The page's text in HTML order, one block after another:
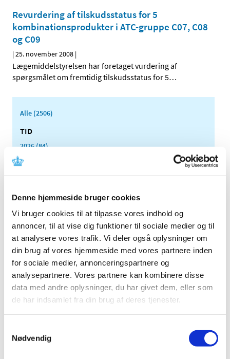
Denne hjemmeside bruger cookies
Vi bruger cookies til at tilpasse vores indhold og
annoncer, til at vise dig funktioner til sociale medier og til
at analysere vores trafik. Vi deler også oplysninger om
din brug af vores hjemmeside med vores partnere inden
for sociale medier, annonceringspartnere og
analysepartnere. Vores partnere kan kombinere disse
data med andre oplysninger, du har givet dem, eller som
de har indsamlet fra din brug af deres tjenester.
Nødvendig
Revurdering af tilskudsstatus for 5
kombinationsprodukter i ATC-gruppe C07, C08
og C09
|25. november 2008 |
Lægemiddelstyrelsen har foretaget vurdering af
spørgsmålet om fremtidig tilskudsstatus for 5…
Alle (2506)
TID
2026 (84)
2025 (158)
2024 (224)
2022 (197)
2021 (516)
2020 (263)
2019 (159)
2018 (150)
2017 (167)
2016 (167)
2015 (33)
2013 (49)